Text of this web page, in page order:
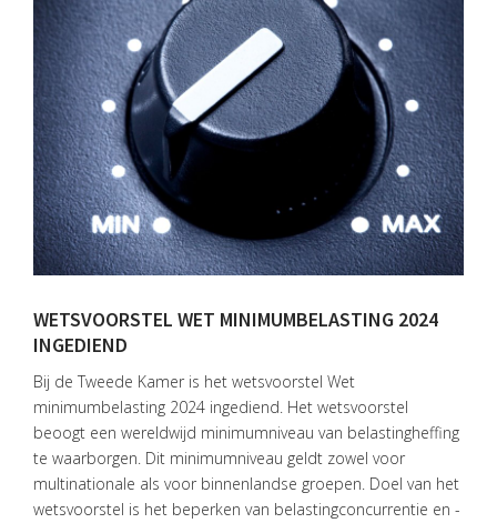
WETSVOORSTEL WET MINIMUMBELASTING 2024
INGEDIEND
Bij de Tweede Kamer is het wetsvoorstel Wet
minimumbelasting 2024 ingediend. Het wetsvoorstel
beoogt een wereldwijd minimumniveau van belastingheffing
te waarborgen. Dit minimumniveau geldt zowel voor
multinationale als voor binnenlandse groepen. Doel van het
wetsvoorstel is het beperken van belastingconcurrentie en -